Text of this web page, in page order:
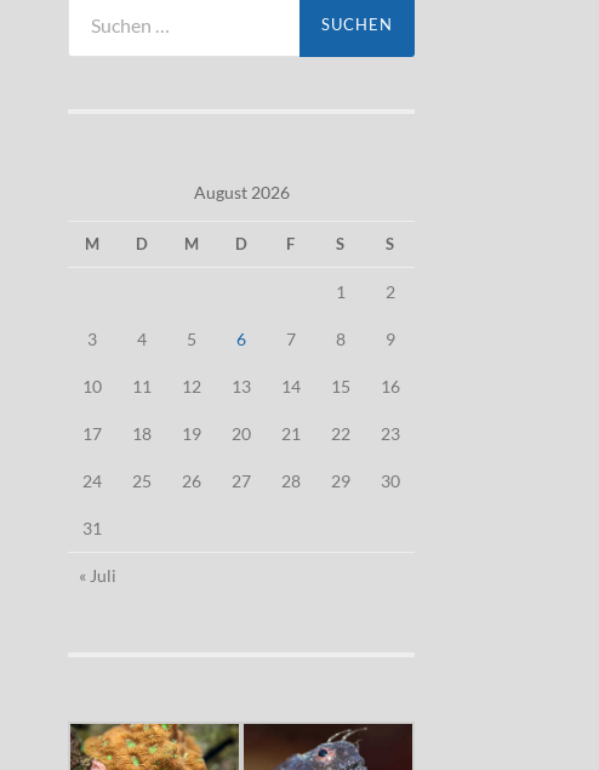
nach:
August 2026
M D M D F S S
1 2
3 4 5 6 7 8 9
10 11 12 13 14 15 16
17 18 19 20 21 22 23
24 25 26 27 28 29 30
31
« Juli